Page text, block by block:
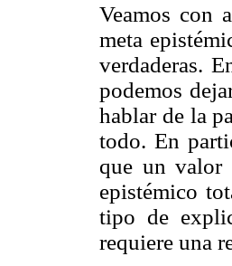
Veamos con
meta
verdaderas.
podemos
hablar de la
todo. En
que un valor
epistémico
tipo de
requiere una